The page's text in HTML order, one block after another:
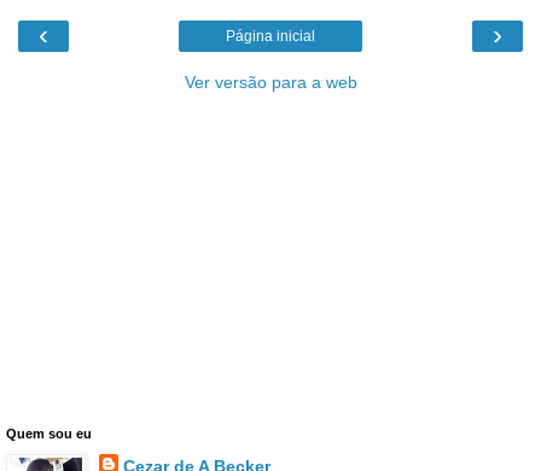
‹ ›
Página inicial
Ver versão para a web
Quem sou eu
Cezar de A Becker